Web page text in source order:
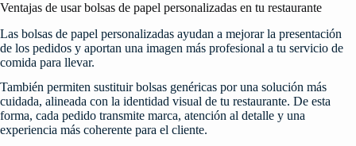
Ventajas de usar bolsas de papel personalizadas en tu restaurante
Las bolsas de papel personalizadas ayudan a mejorar la presentación
de los pedidos y aportan una imagen más profesional a tu servicio de
comida para llevar.
También permiten sustituir bolsas genéricas por una solución más
cuidada, alineada con la identidad visual de tu restaurante. De esta
forma, cada pedido transmite marca, atención al detalle y una
experiencia más coherente para el cliente.